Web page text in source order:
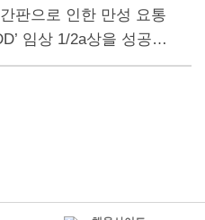
판으로 인한 만성 요통
임상 1/2a상을 성공적
상 1/2a상 대상자 30명